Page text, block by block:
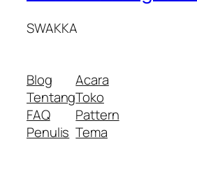
SWAKKA
Blog
Tentang
FAQ
Penulis
Acara
Toko
Pattern
Tema